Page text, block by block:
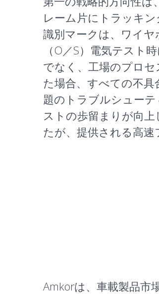
レーム片にトラッキ
識別マークは、ワイ
（O／S） 電気テスト
でなく、工場のプロ
た場合、すべての不
題のトラブルシュー
ストの歩留まりが向
たが、提供される高速
Amkorは、車載製品市